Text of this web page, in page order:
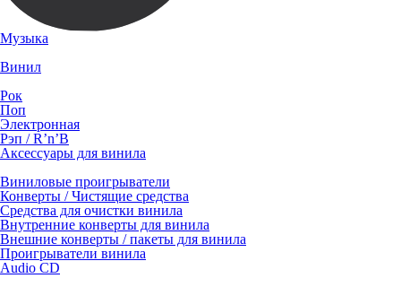
Музыка
Винил
Рок
Поп
Электронная
Рэп / R’n’B
Аксессуары для винила
Виниловые проигрыватели
Конверты / Чистящие средства
Средства для очистки винила
Внутренние конверты для винила
Внешние конверты / пакеты для винила
Проигрыватели винила
Audio CD